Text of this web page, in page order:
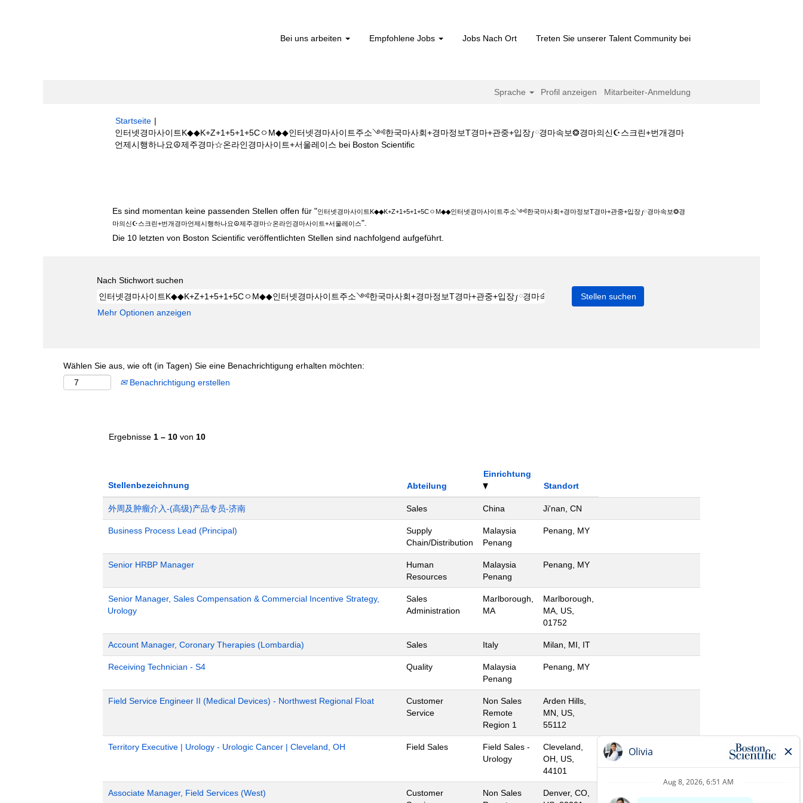
Bei uns arbeiten Empfohlene Jobs Jobs Nach Ort Treten Sie unserer Talent Community bei
Sprache Profil anzeigen Mitarbeiter-Anmeldung
Startseite |
인터넷경마사이트K◆◆K+Z+1+5+1+5CㅇM◆◆인터넷경마사이트주소༺한국마사회+경마정보T경마+관중+입장༿경마속보❂경마의신☪스크린+번개경마
언제시행하나요☮제주경마☆온라인경마사이트+서울레이스 bei Boston Scientific(aktuelle
Es sind momentan keine passenden Stellen offen für "인터넷경마사이트K◆◆K+Z+1+5+1+5CㅇM◆◆인터넷경마사이트주소༺한국마사회+경마정보T경마+관중+입장༿경마속보❂경
마의신☪스크린+번개경마언제시행하나요☮제주경마☆온라인경마사이트+서울레이스".
Die 10 letzten von Boston Scientific veröffentlichten Stellen sind nachfolgend aufgeführt.
Nach Stichwort suchen
Mehr Optionen anzeigen
Wählen Sie aus, wie oft (in Tagen) Sie eine Benachrichtigung erhalten möchten:
Benachrichtigung erstellen
Ergebnisse 1 – 10 von 10
Stellenbezeichnung Abteilung
Einrichtung
Standort
外周及肿瘤介入-(高级)产品专员-济南 Sales China Ji'nan, CN
Business Process Lead (Principal)
Supply
Chain/Distribution
Malaysia
Penang
Penang, MY
Senior HRBP Manager
Human
Resources
Malaysia
Penang
Penang, MY
Senior Manager, Sales Compensation & Commercial Incentive Strategy,
Urology
Sales
Administration
Marlborough,
MA
Marlborough,
MA, US,
01752
Account Manager, Coronary Therapies (Lombardia) Sales Italy Milan, MI, IT
Receiving Technician - S4 Quality
Malaysia
Penang
Penang, MY
Field Service Engineer II (Medical Devices) - Northwest Regional Float
Customer
Service
Non Sales
Remote
Region 1
Arden Hills,
MN, US,
55112
Territory Executive | Urology - Urologic Cancer | Cleveland, OH Field Sales
Field Sales -
Urology
Cleveland,
OH, US,
44101
Associate Manager, Field Services (West)
Customer
Non Sales
Denver, CO,